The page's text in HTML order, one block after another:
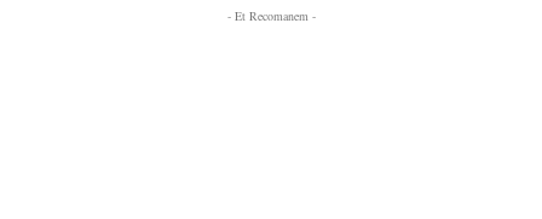
- Et Recomanem -